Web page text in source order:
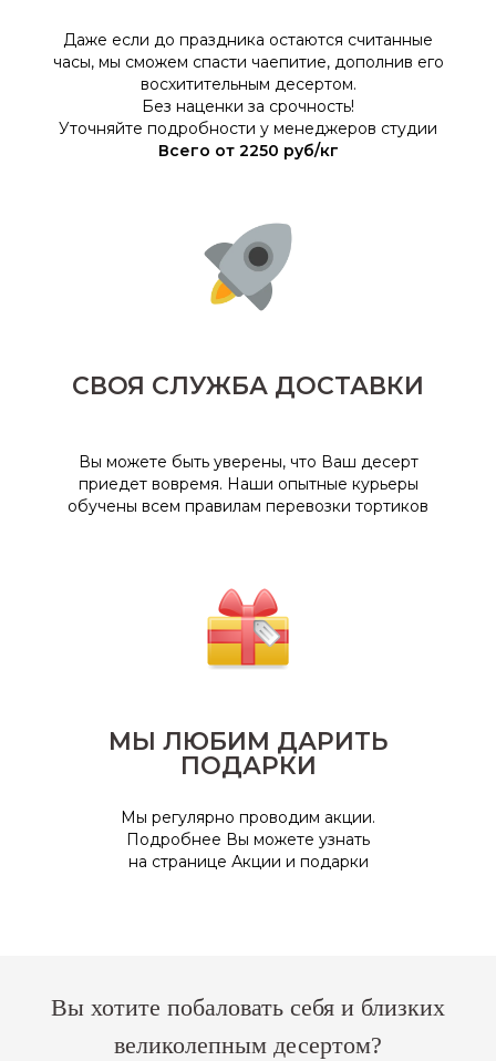
Даже если до праздника остаются считанные
часы, мы сможем спасти чаепитие, дополнив его
восхитительным десертом.
Без наценки за срочность!
Уточняйте подробности у менеджеров студии
Всего от 2250 руб/кг
СВОЯ СЛУЖБА ДОСТАВКИ
Вы можете быть уверены, что Ваш десерт
приедет вовремя. Наши опытные курьеры
обучены всем правилам перевозки тортиков
МЫ ЛЮБИМ ДАРИТЬ
ПОДАРКИ
Мы регулярно проводим акции.
Подробнее Вы можете узнать
на странице Акции и подарки
Вы хотите побаловать себя и близких
великолепным десертом?